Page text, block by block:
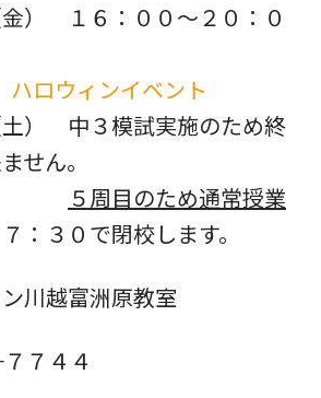
金） １６：００〜２０：０
ンイベント
土） 中３模試実施のため終
せん。
５周目のため通常授業
７：３０で閉校します。
川越富洲原教室
７４４